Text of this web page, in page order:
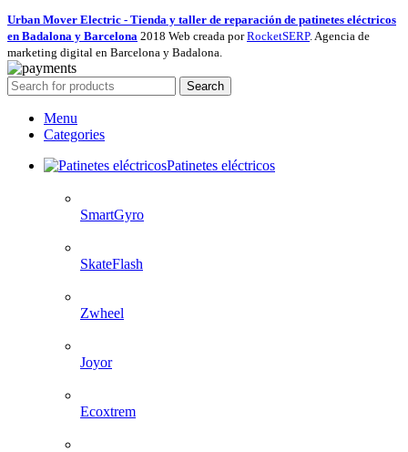
Urban Mover Electric - Tienda y taller de reparación de patinetes eléctricos
en Badalona y Barcelona 2018 Web creada porRocketSERP. Agencia de
marketing digital en Barcelona y Badalona.
Search
Menu
Categories
Patinetes eléctricos
SmartGyro
SkateFlash
Zwheel
Joyor
Ecoxtrem